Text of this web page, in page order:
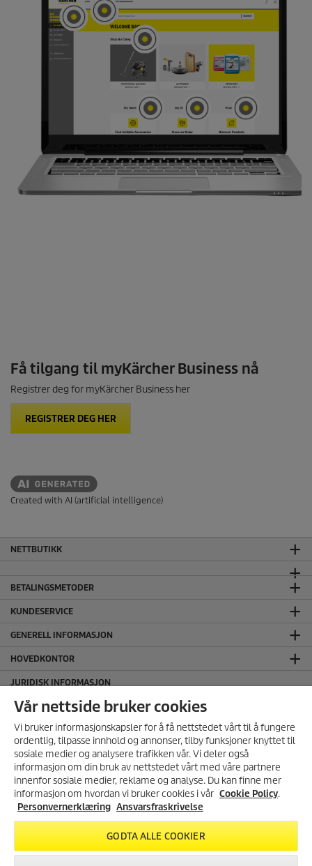
MELD DEG PÅ VÅRT
NYHETSBREV!
Få 10% rabatt på ditt neste kjøp i
på vårt nyhetsbrev.
REGISTRER DEG
Få tilgang til myKärcher Business nå
Registrer deg for myKärcher Business her
REGISTRER DEG HER
Created with AI (artificial intelligence)
NETTBUTIKK
BETALINGSMETODER
KUNDESERVICE
GENERELL INFORMASJON
HOVEDKONTOR
JURIDISK INFORMASJON
Ansvarsfraskrivelse
Personvernerklæring
Salgs og leveringsbetingelser
SERTIFISERT MILJØFYRTÅRN
FØLG OSS I SOSIALE MEDIER
Vår nettside bruker cookies
Vi bruker informasjonskapsler for å få nettstedet vårt til å fungere
ordentlig, tilpasse innhold og annonser, tilby funksjoner knyttet til
sosiale medier og analysere trafikken vår. Vi deler også
informasjon om din bruk av nettstedet vårt med våre partnere
innenfor sosiale medier, reklame og analyse. Du kan finne mer
informasjon om hvordan vi bruker cookies i vår Cookie Policy.
Personvernerklæring Ansvarsfraskrivelse
GODTA ALLE COOKIER